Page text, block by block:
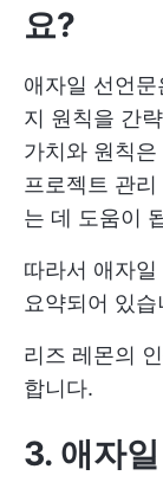
요?
애자일 선언
지 원칙을 간
가치와 원칙
프로젝트 관
는 데 도움이
따라서 애자
요약되어 있습
리즈 레몬의
합니다.
3. 애자